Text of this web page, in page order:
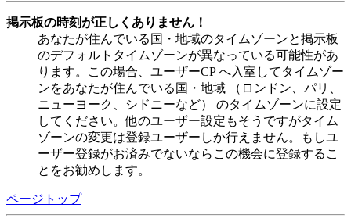
掲示板の時刻が正しくありません！
あなたが住んでいる国・地域のタイムゾーンと掲示板
のデフォルトタイムゾーンが異なっている可能性があ
ります。この場合、ユーザーCP へ入室してタイムゾー
ンをあなたが住んでいる国・地域 （ロンドン、パリ、
ニューヨーク、シドニーなど） のタイムゾーンに設定
してください。他のユーザー設定もそうですがタイム
ゾーンの変更は登録ユーザーしか行えません。もしユ
ーザー登録がお済みでないならこの機会に登録するこ
とをお勧めします。
ページトップ